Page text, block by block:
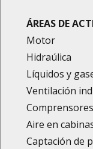
ÁREAS DE
Motor
Hidraúlica
Líquidos y
Ventilación
Aire en
Captación de